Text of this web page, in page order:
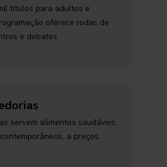
títulos para adultos e
oferece rodas de
e debates
servem alimentos saudáveis,
a preços